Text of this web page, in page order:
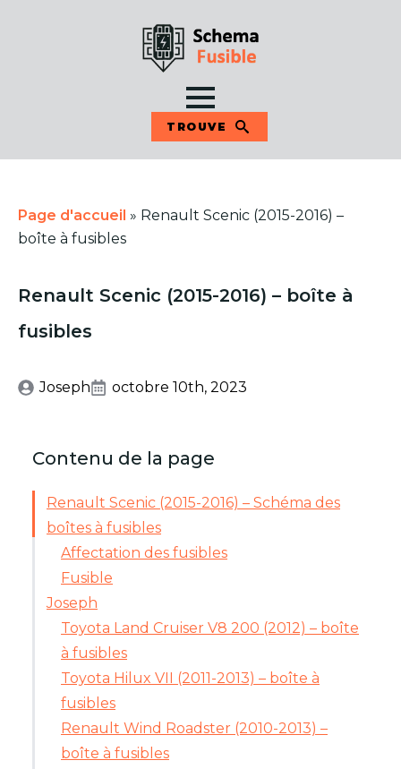
TROUVE
Page d'accueil » Renault Scenic (2015-2016) –
boîte à fusibles
Renault Scenic (2015-2016) – boîte à
fusibles
Joseph octobre 10th, 2023
Contenu de la page
Renault Scenic (2015-2016) – Schéma des
boîtes à fusibles
Affectation des fusibles
Fusible
Joseph
Toyota Land Cruiser V8 200 (2012) – boîte
à fusibles
Toyota Hilux VII (2011-2013) – boîte à
fusibles
Renault Wind Roadster (2010-2013) –
boîte à fusibles